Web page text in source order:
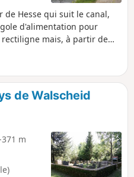
de Hesse qui suit le canal,
d'alimentation pour
rectiligne mais, à partir de
de Walscheid
m